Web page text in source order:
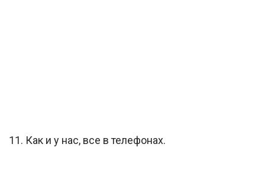
11. Как и у нас, все в телефонах.